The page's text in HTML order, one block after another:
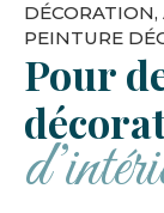
DÉCORATION,
PEINTURE
Pour